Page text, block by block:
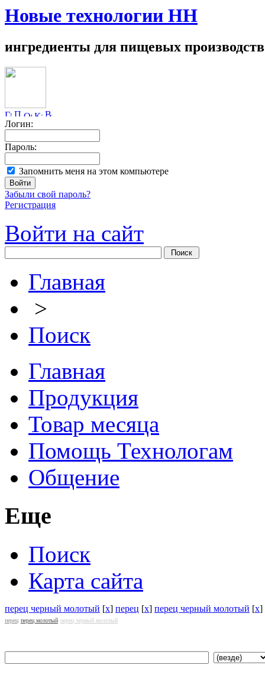
Новые технологии НН
ингредиенты для пищевых производств
Логин:
Пароль:
Запомнить меня на этом компьютере
Забыли свой пароль?
Регистрация
Войти на сайт
Главная
>
Поиск
Главная
Продукция
Товар месяца
Помощь Технологам
Общение
Еще
Поиск
Карта сайта
перец черный молотый [x] перец [x] перец черный молотый [x]
перец перец молотый перец черный молотый